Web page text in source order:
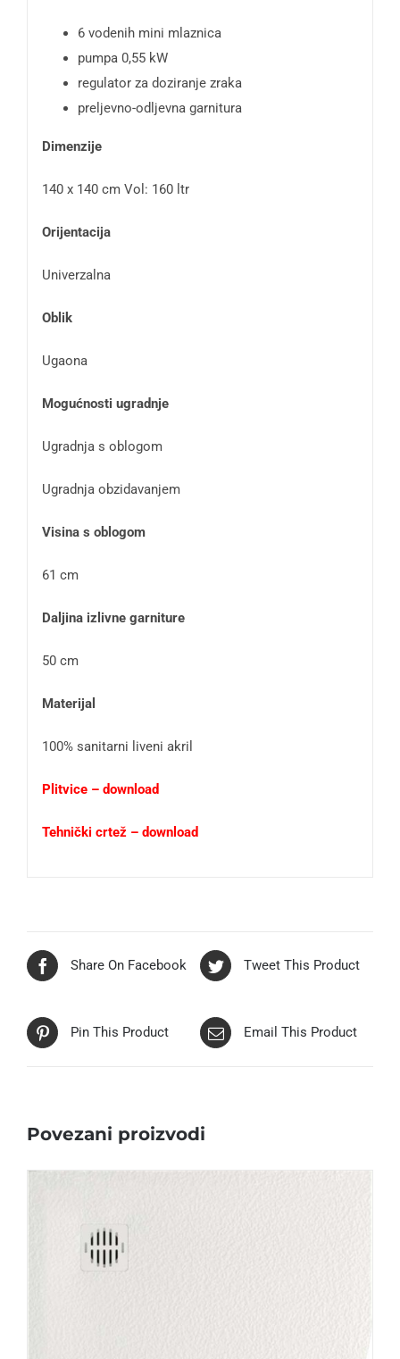
6 vodenih mini mlaznica
pumpa 0,55 kW
regulator za doziranje zraka
preljevno-odljevna garnitura
Dimenzije
140 x 140 cm Vol: 160 ltr
Orijentacija
Univerzalna
Oblik
Ugaona
Mogućnosti ugradnje
Ugradnja s oblogom
Ugradnja obzidavanjem
Visina s oblogom
61 cm
Daljina izlivne garniture
50 cm
Materijal
100% sanitarni liveni akril
Plitvice – download
Tehnički crtež – download
Share On Facebook Tweet This Product
Pin This Product Email This Product
Povezani proizvodi